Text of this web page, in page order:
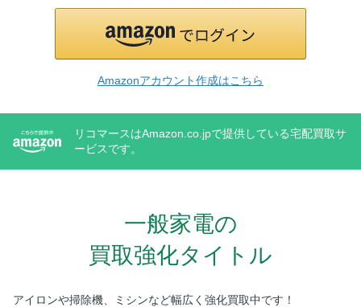
Amazonアカウント作成はこちら
リコマースはAmazon.co.jpで提供している宅配買取サ
ービスです。
一般家電の
買取強化タイトル
アイロンや掃除機、ミシンなど幅広く強化買取中です！